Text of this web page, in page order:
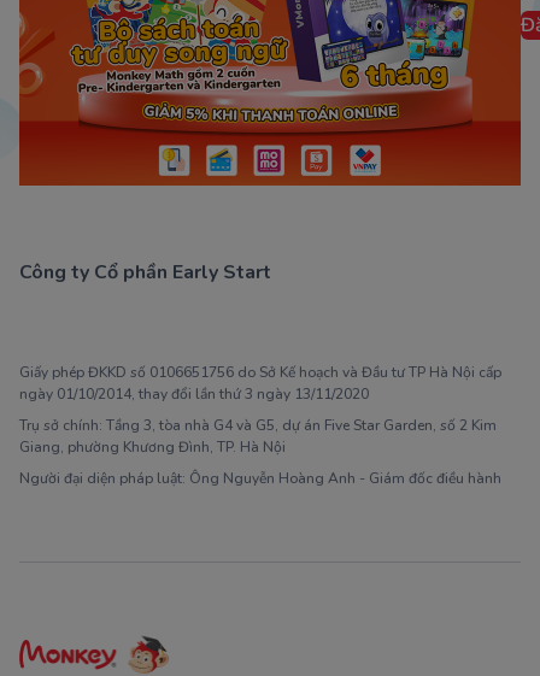
Công ty Cổ phần Early Start
Giấy phép ĐKKD số 0106651756 do Sở Kế hoạch và Đầu tư TP Hà Nội cấp
ngày 01/10/2014, thay đổi lần thứ 3 ngày 13/11/2020
Trụ sở chính: Tầng 3, tòa nhà G4 và G5, dự án Five Star Garden, số 2 Kim
Giang, phường Khương Đình, TP. Hà Nội
Người đại diện pháp luật: Ông Nguyễn Hoàng Anh - Giám đốc điều hành